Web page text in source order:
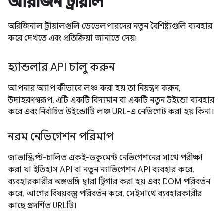
অরিজিনাল ট্রায়ালগুলি ডেভেলপারদের নতুন বৈশিষ্ট্যগুলি ব্যবহার
করে দেখতে এবং প্রতিক্রিয়া জানাতে দেয়৷
হ্যান্ডলার API চালু করুন
আপনার অ্যাপ কীভাবে লঞ্চ করা হয় তা নিয়ন্ত্রণ করুন,
উদাহরণস্বরূপ, এটি একটি বিদ্যমান বা একটি নতুন উইন্ডো ব্যবহার
করে এবং নির্বাচিত উইন্ডোটি লঞ্চ URL-এ নেভিগেট করা হয় কিনা।
নরম নেভিগেশন পরিমাপ
জাভাস্ক্রিপ্ট-চালিত একই-ডকুমেন্ট নেভিগেশনের সাথে পরীক্ষা
করা যা ইতিহাস API বা নতুন ন্যাভিগেশন API ব্যবহার করে,
ব্যবহারকারীর অঙ্গভঙ্গি দ্বারা ট্রিগার করা হয় এবং DOM পরিবর্তন
করে, আগের বিষয়বস্তু পরিবর্তন করে, সেইসাথে ব্যবহারকারীর
কাছে প্রদর্শিত URLটি।